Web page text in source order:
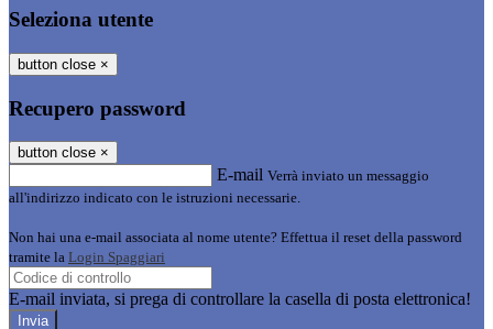
Seleziona utente
button close ×
Recupero password
button close ×
E-mail Verrà inviato un messaggio
all'indirizzo indicato con le istruzioni necessarie.
Non hai una e-mail associata al nome utente? Effettua il reset della password
tramite la Login Spaggiari
E-mail inviata, si prega di controllare la casella di posta elettronica!